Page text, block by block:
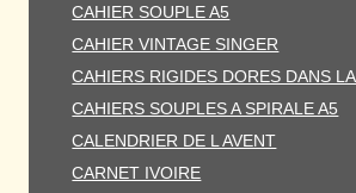
CAHIER SOUPLE A5
CAHIER VINTAGE SINGER
CAHIERS RIGIDES DORES DANS
CAHIERS SOUPLES A SPIRALE A5
CALENDRIER DE L AVENT
CARNET IVOIRE